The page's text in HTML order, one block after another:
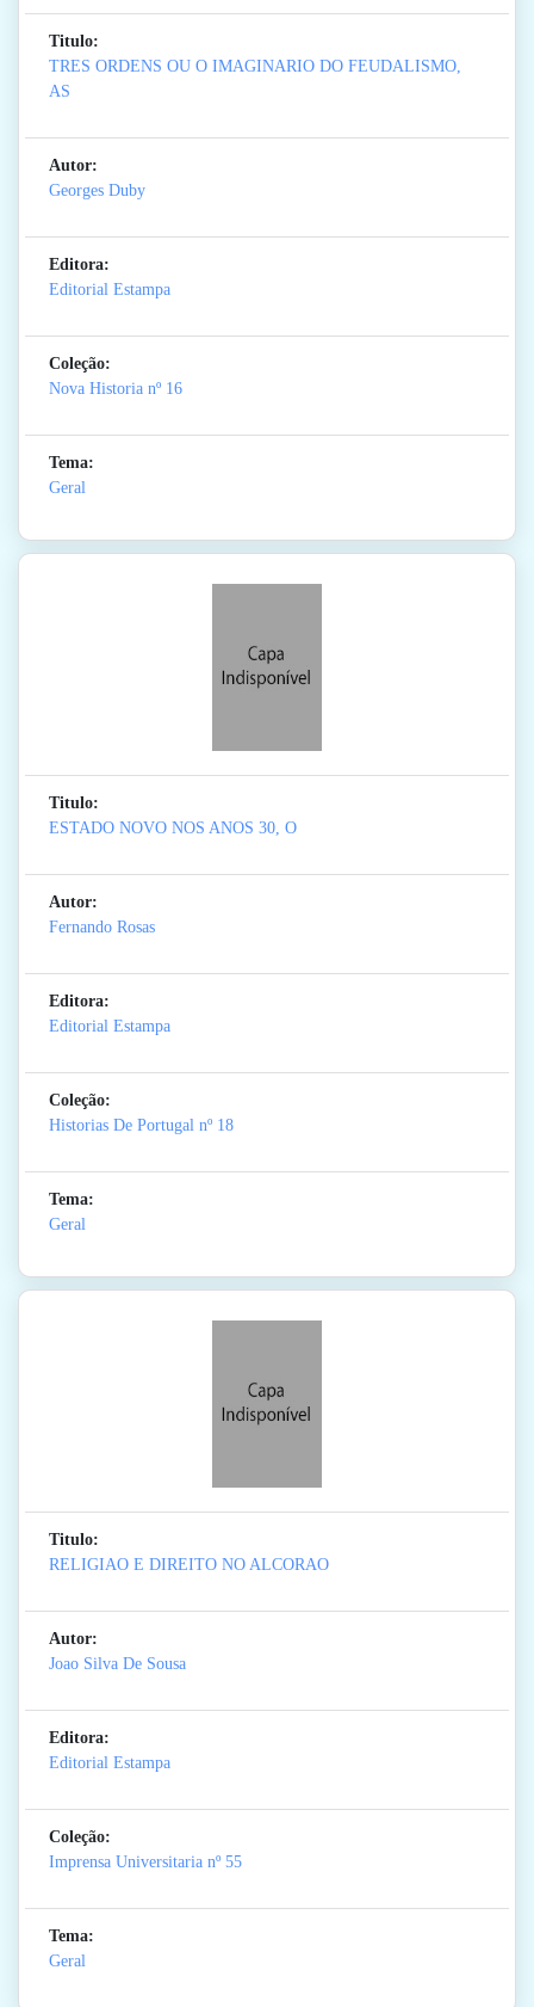
Titulo:
TRES ORDENS OU O IMAGINARIO DO FEUDALISMO,
AS
Autor:
Georges Duby
Editora:
Editorial Estampa
Coleção:
Nova Historia nº 16
Tema:
Geral
Titulo:
ESTADO NOVO NOS ANOS 30, O
Autor:
Fernando Rosas
Editora:
Editorial Estampa
Coleção:
Historias De Portugal nº 18
Tema:
Geral
Titulo:
RELIGIAO E DIREITO NO ALCORAO
Autor:
Joao Silva De Sousa
Editora:
Editorial Estampa
Coleção:
Imprensa Universitaria nº 55
Tema:
Geral